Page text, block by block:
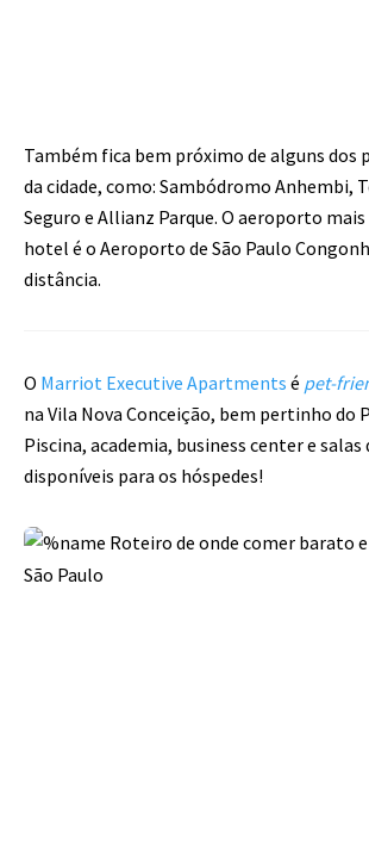
Também fica bem próximo de alguns dos
da cidade, como: Sambódromo Anhembi,
Seguro e Allianz Parque. O aeroporto
hotel é o Aeroporto de São Paulo
distância.
O Marriot Executive Apartments é pet-
na Vila Nova Conceição, bem pertinho do
Piscina, academia, business center e
disponíveis para os hóspedes!